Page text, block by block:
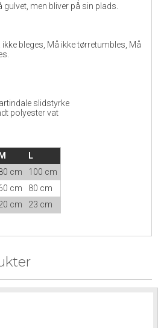
gulvet, men bliver på sin plads.
bleges, Må ikke tørretumbles, Må
slidstyrke
polyester vat
M
L
cm
100 cm
cm
80 cm
cm 23 cm